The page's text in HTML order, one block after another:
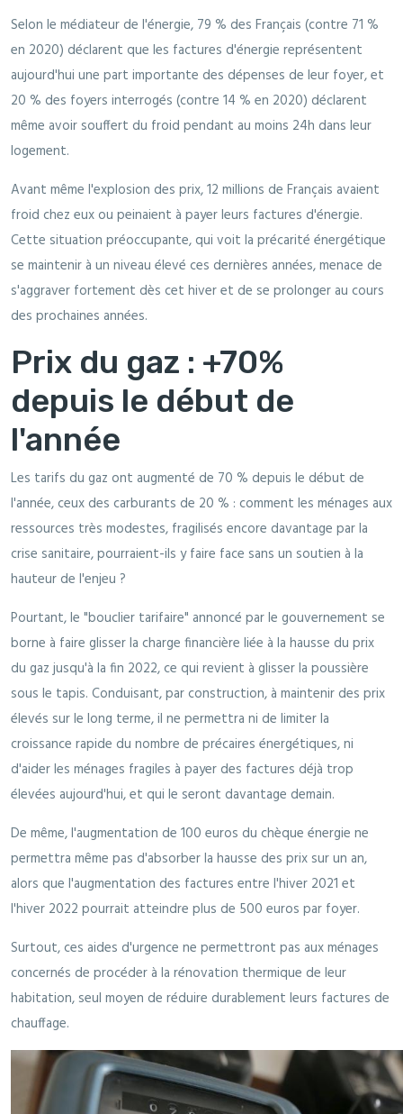
Selon le médiateur de l'énergie, 79 % des Français (contre 71 %
en 2020) déclarent que les factures d'énergie représentent
aujourd'hui une part importante des dépenses de leur foyer, et
20 % des foyers interrogés (contre 14 % en 2020) déclarent
même avoir souffert du froid pendant au moins 24h dans leur
logement.
Avant même l'explosion des prix, 12 millions de Français avaient
froid chez eux ou peinaient à payer leurs factures d'énergie.
Cette situation préoccupante, qui voit la précarité énergétique
se maintenir à un niveau élevé ces dernières années, menace de
s'aggraver fortement dès cet hiver et de se prolonger au cours
des prochaines années.
Prix du gaz : +70%
depuis le début de
l'année
Les tarifs du gaz ont augmenté de 70 % depuis le début de
l'année, ceux des carburants de 20 % : comment les ménages aux
ressources très modestes, fragilisés encore davantage par la
crise sanitaire, pourraient-ils y faire face sans un soutien à la
hauteur de l'enjeu ?
Pourtant, le "bouclier tarifaire" annoncé par le gouvernement se
borne à faire glisser la charge financière liée à la hausse du prix
du gaz jusqu'à la fin 2022, ce qui revient à glisser la poussière
sous le tapis. Conduisant, par construction, à maintenir des prix
élevés sur le long terme, il ne permettra ni de limiter la
croissance rapide du nombre de précaires énergétiques, ni
d'aider les ménages fragiles à payer des factures déjà trop
élevées aujourd'hui, et qui le seront davantage demain.
De même, l'augmentation de 100 euros du chèque énergie ne
permettra même pas d'absorber la hausse des prix sur un an,
alors que l'augmentation des factures entre l'hiver 2021 et
l'hiver 2022 pourrait atteindre plus de 500 euros par foyer.
Surtout, ces aides d'urgence ne permettront pas aux ménages
concernés de procéder à la rénovation thermique de leur
habitation, seul moyen de réduire durablement leurs factures de
chauffage.